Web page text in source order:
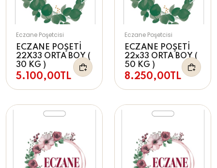
Eczane Poşetcisi
ECZANE POŞETİ
22X33 ORTA BOY (
30 KG )
5.100,00TL
Eczane Poşetcisi
ECZANE POŞETİ
22x33 ORTA BOY (
50 KG )
8.250,00TL